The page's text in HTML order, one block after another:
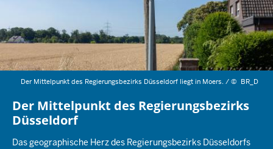
Der Mittelpunkt des Regierungsbezirks Düsseldorf liegt in Moers. /© BR_D
Der Mittelpunkt des Regierungsbezirks
Düsseldorf
Das geographische Herz des Regierungsbezirks Düsseldorfs